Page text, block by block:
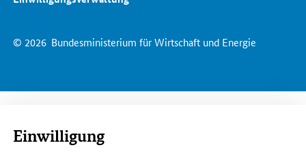
© 2026 Bundesministerium für Wirtschaft und Energie
Einwilligung